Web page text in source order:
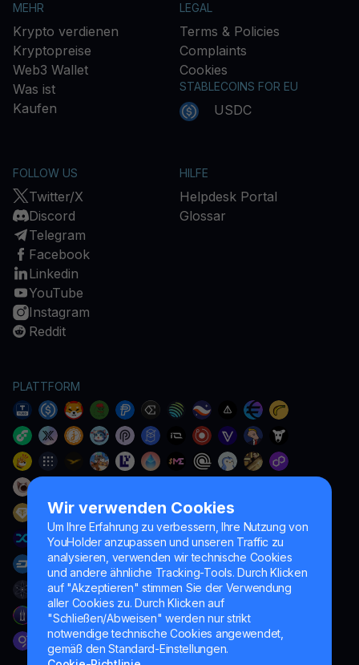
Wir verwenden Cookies
Um Ihre Erfahrung zu verbessern, Ihre Nutzung von
YouHolder anzupassen und unseren Traffic zu
analysieren, verwenden wir technische Cookies
und andere ähnliche Tracking-Tools. Durch Klicken
auf "Akzeptieren" stimmen Sie der Verwendung
aller Cookies zu. Durch Klicken auf
"Schließen/Abweisen" werden nur strikt
notwendige technische Cookies angewendet,
gemäß den Standard-Einstellungen.
MEHR
Krypto verdienen
Kryptopreise
Web3 Wallet
Was ist
Kaufen
LEGAL
Terms & Policies
Complaints
Cookies
STABLECOINS FOR EU
USDC
FOLLOW US
Twitter/X
Discord
Telegram
Facebook
Linkedin
YouTube
Instagram
Reddit
HILFE
Helpdesk Portal
Glossar
PLATTFORM